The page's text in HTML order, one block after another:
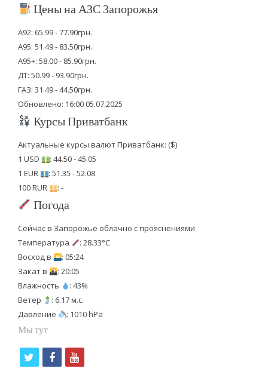
Цены на АЗС Запорожья
А92: 65.99 - 77.90грн.
А95: 51.49 - 83.50грн.
А95+: 58.00 - 85.90грн.
ДТ: 50.99 - 93.90грн.
ГАЗ: 31.49 - 44.50грн.
Обновлено: 16:00 05.07.2025
Курсы Приватбанк
Актуальные курсы валют Приватбанк: ($)
1 USD
: 44.50 - 45.05
1 EUR
: 51.35 - 52.08
100 RUR
: -
Погода
Сейчас в Запорожье облачно с прояснениями
Температура
: 28.33°C
Восход в
: 05:24
Закат в
: 20:05
Влажность
: 43%
Ветер
: 6.17 м.с.
Давление
: 1010 hPa
Мы тут
f
y